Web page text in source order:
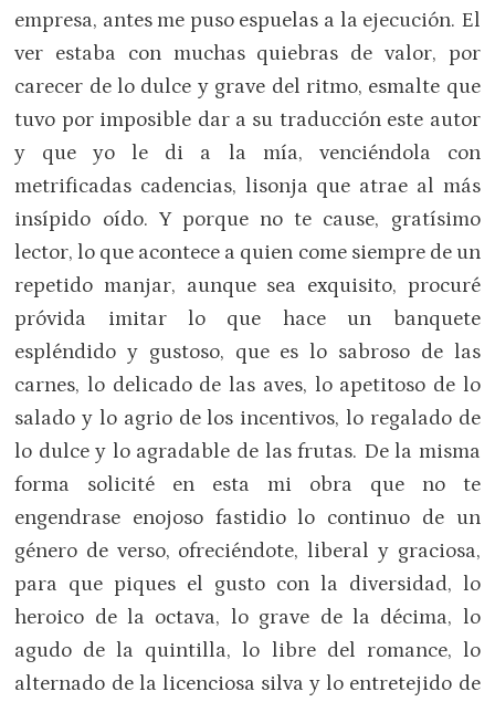
empresa, antes me puso espuelas a la ejecución. El
ver estaba con muchas quiebras de valor, por
carecer de lo dulce y grave del ritmo, esmalte que
tuvo por imposible dar a su traducción este autor
y que yo le di a la mía, venciéndola con
metrificadas cadencias, lisonja que atrae al más
insípido oído. Y porque no te cause, gratísimo
lector, lo que acontece a quien come siempre de un
repetido manjar, aunque sea exquisito, procuré
próvida imitar lo que hace un banquete
espléndido y gustoso, que es lo sabroso de las
carnes, lo delicado de las aves, lo apetitoso de lo
salado y lo agrio de los incentivos, lo regalado de
lo dulce y lo agradable de las frutas. De la misma
forma solicité en esta mi obra que no te
engendrase enojoso fastidio lo continuo de un
género de verso, ofreciéndote, liberal y graciosa,
para que piques el gusto con la diversidad, lo
heroico de la octava, lo grave de la décima, lo
agudo de la quintilla, lo libre del romance, lo
alternado de la licenciosa silva y lo entretejido de